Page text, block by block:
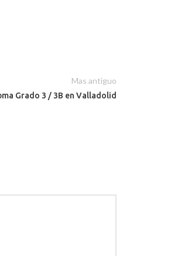
Mas antiguo
Grado 3 / 3B en Valladolid